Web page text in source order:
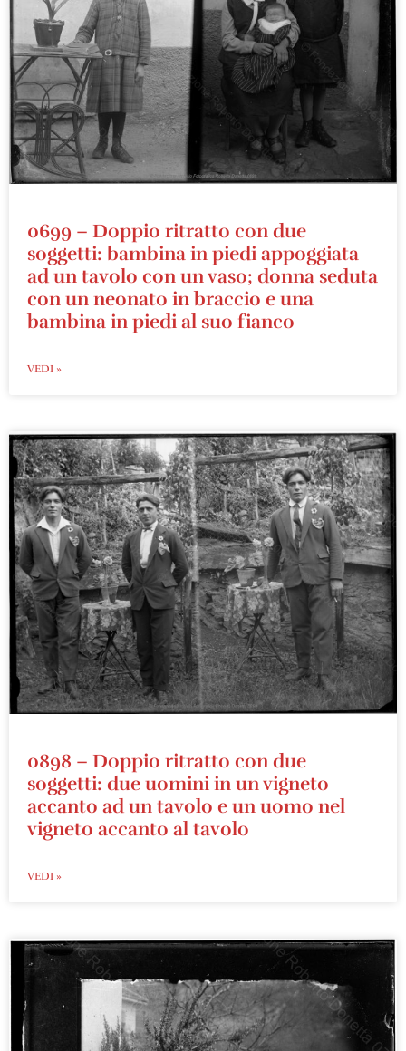
0699 – Doppio ritratto con due
soggetti: bambina in piedi appoggiata
ad un tavolo con un vaso; donna seduta
con un neonato in braccio e una
bambina in piedi al suo fianco
VEDI »
0898 – Doppio ritratto con due
soggetti: due uomini in un vigneto
accanto ad un tavolo e un uomo nel
vigneto accanto al tavolo
VEDI »